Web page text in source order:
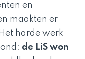
en
maakten er
harde werk
de LiS won